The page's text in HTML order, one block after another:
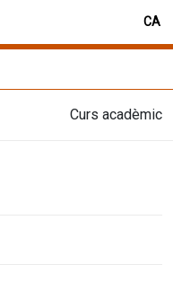
CA
Curs acadèmic